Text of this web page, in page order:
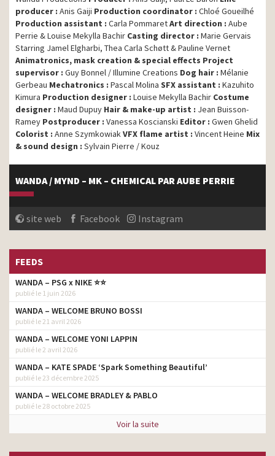
producer : Anis Gaiji Production coordinator : Chloé Goueilhé
Production assistant : Carla PommaretArt direction : Aube
Perrie & Louise Mekylla Bachir Casting director : Marie Gervais
Starring Jamel Elgharbi, Thea Carla Schøtt & Pauline Vernet
Animatronics, mask creation & special effects Project
supervisor : Guy Bonnel / Illumine Creations Dog hair : Mélanie
Gerbeau Mechatronics : Pascal Molina SFX assistant : Kazuhito
Kimura Production designer : Louise Mekylla Bachir Costume
designer : Maud Dupuy Hair & make-up artist : Jean Buisson-
Ramey Postproducer : Vanessa Koscianski Editor : Gwen Ghelid
Colorist : Anne SzymkowiakVFX flame artist : Vincent Heine Mix
& sound design : Sylvain Pierre / Kouz
WANDA / MYND – MK – CHEMICAL PAR AUBE PERRIE
site web Facebook Instagram
FEEDS
WANDA – PSG x NIKE ⭐️⭐
publié le 1 juin 2026
WANDA – WELCOME BRUNO BOSSI
publié le 21 avril 2026
WANDA – WELCOME YONI LAPPIN
publié le 2 avril 2026
WANDA – KATE SPADE ‘Spark Something Beautiful’
publié le 23 décembre 2025
WANDA – WELCOME BRADLEY & PABLO
publié le 28 octobre 2025
Voir la suite